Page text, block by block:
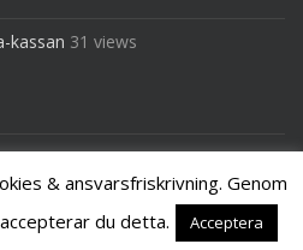
kassan 31 views
& ansvarsfriskrivning. Genom
du detta.
Acceptera